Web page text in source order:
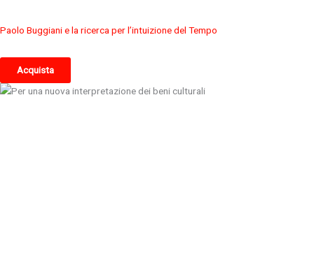
Paolo Buggiani e la ricerca per l’intuizione del Tempo
Acquista